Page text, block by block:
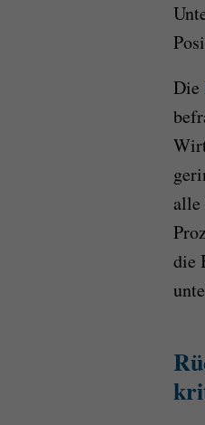
Die
alle
die